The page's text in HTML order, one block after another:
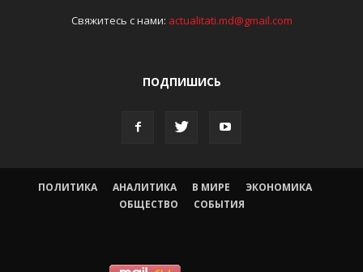
Свяжитесь с нами: actualitati.md@gmail.com
ПОДПИШИСЬ
ПОЛИТИКА АНАЛИТИКА В МИРЕ
ЭКОНОМИКА
ОБЩЕСТВО
СОБЫТИЯ